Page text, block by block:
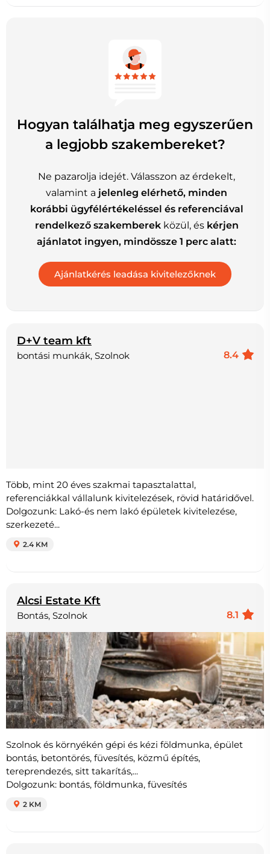
Hogyan találhatja meg egyszerűen
a legjobb szakembereket?
Ne pazarolja idejét. Válasszon az érdekelt,
valamint a jelenleg elérhető, minden
korábbi ügyfélértékeléssel és referenciával
rendelkező szakemberekközül, és kérjen
ajánlatot ingyen, mindössze 1 perc alatt:
D+V team kft
8.4
bontási munkák, Szolnok
Több, mint 20 éves szakmai tapasztalattal,
referenciákkal vállalunk kivitelezések, rövid határidővel.
Dolgozunk: Lakó-és nem lakó épületek kivitelezése,
szerkezeté...
2.4 KM
Alcsi Estate Kft
8.1
Bontás, Szolnok
Szolnok és környékén gépi és kézi földmunka, épület
bontás, betontörés, füvesítés, közmű építés,
tereprendezés, sitt takarítás,...
Dolgozunk: bontás, földmunka, füvesítés
2 KM